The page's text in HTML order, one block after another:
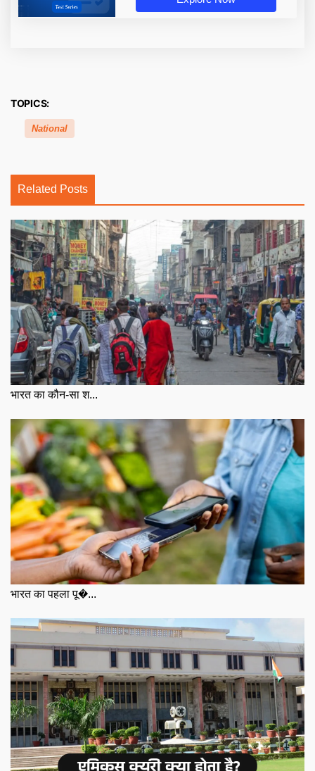
TOPICS:
National
Related Posts
भारत का कौन-सा श...
भारत का पहला पू�...